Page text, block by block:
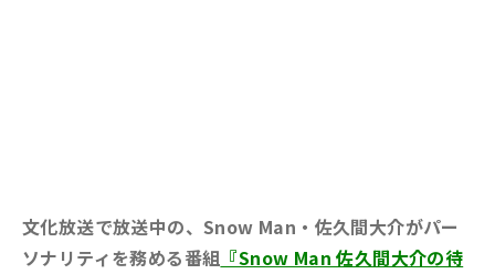
文化放送で放送中の、Snow Man・佐久間大介がパー
ソナリティを務める番組 『Snow Man 佐久間大介の待